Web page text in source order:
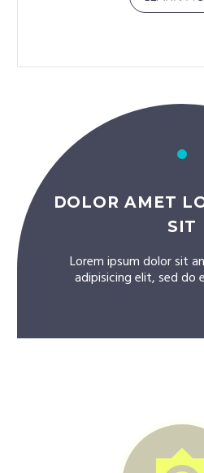
DOLOR AMET
SIT
Lorem ipsum dolor sit
adipisicing elit, sed do